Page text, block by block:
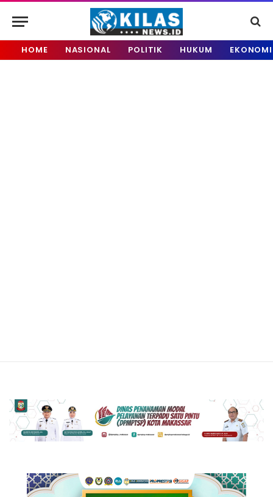
HOME NASIONAL POLITIK HUKUM EKONOMI